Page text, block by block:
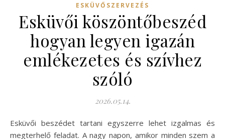
ESKÜVŐSZERVEZÉS
Esküvői köszöntőbeszéd
hogyan legyen igazán
emlékezetes és szívhez
szóló
2026.05.14.
Esküvői beszédet tartani egyszerre lehet izgalmas és
megterhelő feladat. A nagy napon, amikor minden szem a